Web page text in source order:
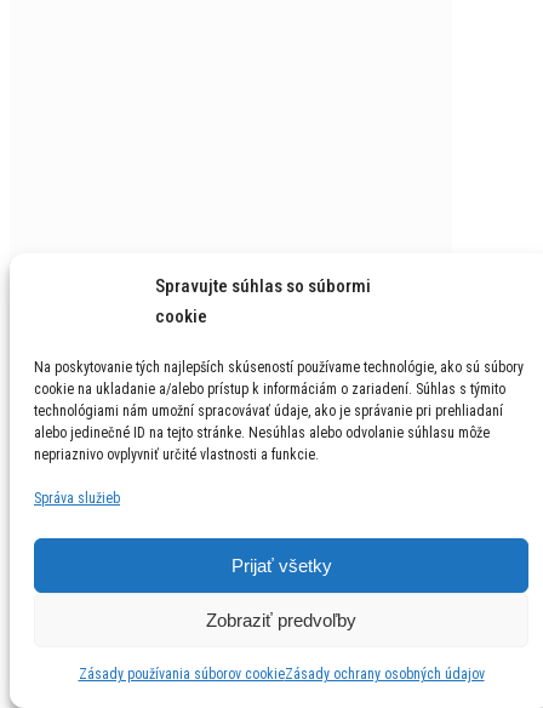
Spravujte súhlas so súbormi
cookie
Na poskytovanie tých najlepších skúseností používame technológie, ako sú súbory
cookie na ukladanie a/alebo prístup k informáciám o zariadení. Súhlas s týmito
technológiami nám umožní spracovávať údaje, ako je správanie pri prehliadaní
alebo jedinečné ID na tejto stránke. Nesúhlas alebo odvolanie súhlasu môže
nepriaznivo ovplyvniť určité vlastnosti a funkcie.
Správa služieb
Prijať všetky
Zobraziť predvoľby
Zásady používania súborov cookieZásady ochrany osobných údajov